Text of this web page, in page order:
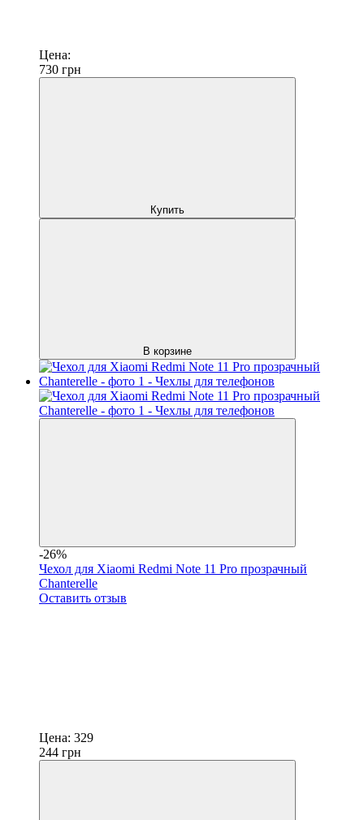
Цена:
730 грн
Купить
В корзине
-26%
Чехол для Xiaomi Redmi Note 11 Pro прозрачный
Chanterelle
Оставить отзыв
Цена: 329
244 грн